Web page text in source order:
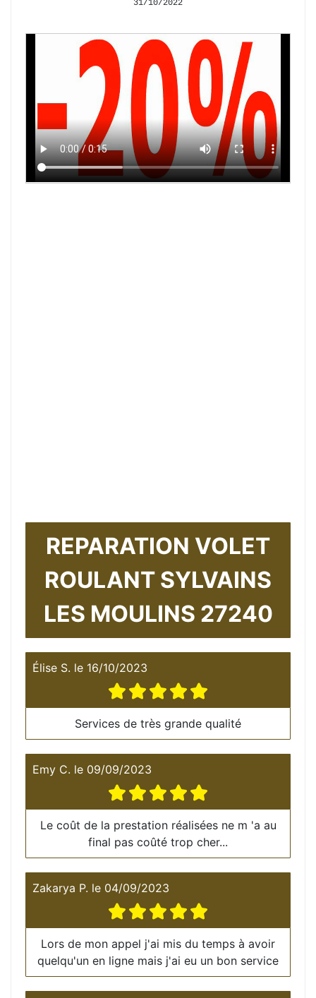
31/10/2022
REPARATION VOLET
ROULANT SYLVAINS
LES MOULINS 27240
Élise S. le 16/10/2023
Services de très grande qualité
Emy C. le 09/09/2023
Le coût de la prestation réalisées ne m 'a au
final pas coûté trop cher...
Zakarya P. le 04/09/2023
Lors de mon appel j'ai mis du temps à avoir
quelqu'un en ligne mais j'ai eu un bon service